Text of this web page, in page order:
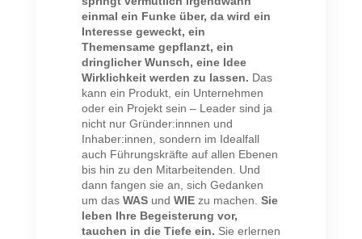
einmal ein Funke über, da wird ein
Interesse geweckt, ein
Themensame gepflanzt, ein
dringlicher Wunsch, eine Idee
Wirklichkeit werden zu lassen. Das
kann ein Produkt, ein Unternehmen
oder ein Projekt sein – Leader sind ja
nicht nur Gründer:innnen und
Inhaber:innen, sondern im Idealfall
auch Führungskräfte auf allen Ebenen
bis hin zu den Mitarbeitenden. Und
dann fangen sie an, sich Gedanken
um das WASund WIEzu machen. Sie
leben Ihre Begeisterung vor,
tauchen in die Tiefe ein. Sie erlernen